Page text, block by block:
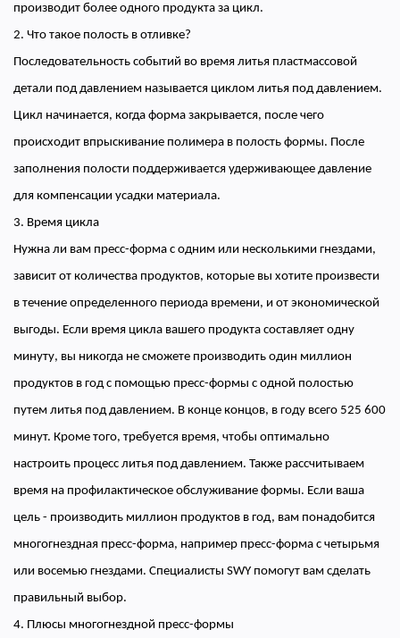
производит более одного продукта за цикл.
2. Что такое полость в отливке?
Последовательность событий во время литья пластмассовой
детали под давлением называется циклом литья под давлением.
Цикл начинается, когда форма закрывается, после чего
происходит впрыскивание полимера в полость формы. После
заполнения полости поддерживается удерживающее давление
для компенсации усадки материала.
3. Время цикла
Нужна ли вам пресс-форма с одним или несколькими гнездами,
зависит от количества продуктов, которые вы хотите произвести
в течение определенного периода времени, и от экономической
выгоды. Если время цикла вашего продукта составляет одну
минуту, вы никогда не сможете производить один миллион
продуктов в год с помощью пресс-формы с одной полостью
путем литья под давлением. В конце концов, в году всего 525 600
минут. Кроме того, требуется время, чтобы оптимально
настроить процесс литья под давлением. Также рассчитываем
время на профилактическое обслуживание формы. Если ваша
цель - производить миллион продуктов в год, вам понадобится
многогнездная пресс-форма, например пресс-форма с четырьмя
или восемью гнездами. Специалисты SWY помогут вам сделать
правильный выбор.
4. Плюсы многогнездной пресс-формы